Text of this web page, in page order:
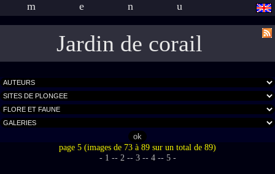
menu
Jardin de corail
page 5 (images de 73 à 89 sur un total de 89)
- 1 -- 2 -- 3 -- 4 -- 5 -